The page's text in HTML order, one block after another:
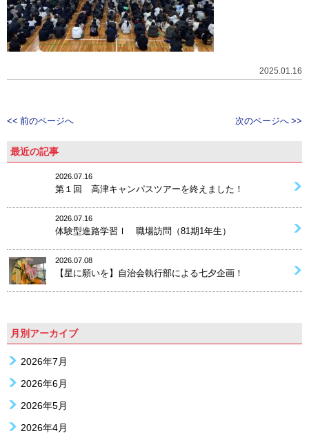
2025.01.16
<< 前のページへ 次のページへ >>
最近の記事
2026.07.16
第１回 高津キャンパスツアーを終えました！
2026.07.16
体験型進路学習Ⅰ 職場訪問（81期1年生）
2026.07.08
【星に願いを】自治会執行部による七夕企画！
月別アーカイブ
2026年7月
2026年6月
2026年5月
2026年4月